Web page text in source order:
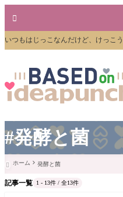
#発酵と菌

いつもはじっこなんだけど、けっこ
 ホーム 発酵と菌
記事一覧 1 - 13件 / 全13件